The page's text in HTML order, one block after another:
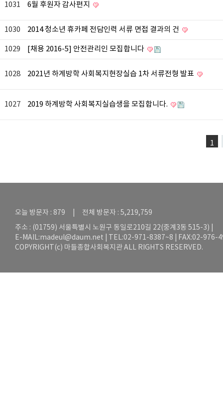
1031 6월 후원자 감사편지
1030 2014 청소년 휴카페 전담인력 서류 면접 결과의 건
1029 [채용 2016-5] 안전관리인 모집합니다
1028 2021년 하계방학 사회복지현장실습 1차 서류전형 발표
1027 2019 하계방학 사회복지실습생을 모집합니다.
1
오늘 방문자 : 879 | 전체 방문자 : 5,219,759
주소 : (01759) 서울특별시 노원구 동일로210길 22(중계3동 515-3) |
E-MAIL:madeul@daum.net | TEL:02-971-8387~8 | FAX:02-976-
COPYRIGHT(c) 마들종합사회복지관 ALL RIGHTS RESERVED.